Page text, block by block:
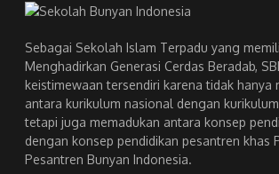
Sebagai Sekolah Islam Terpadu yang
Menghadirkan Generasi Cerdas Beradab,
keistimewaan tersendiri karena tidak hanya
antara kurikulum nasional dengan
tetapi juga memadukan antara konsep
dengan konsep pendidikan pesantren khas
Pesantren Bunyan Indonesia.